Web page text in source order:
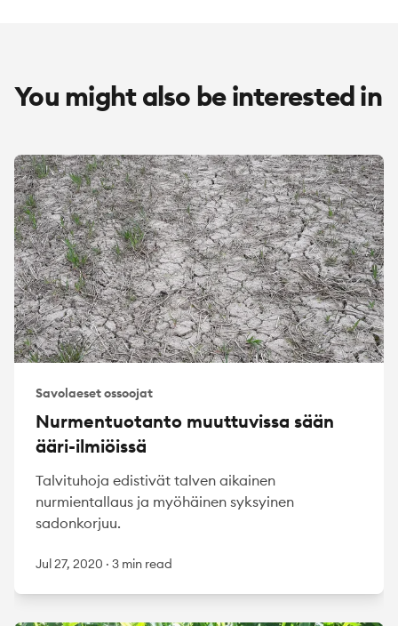
You might also be interested in
Savolaeset ossoojat
Nurmentuotanto muuttuvissa sään
ääri-ilmiöissä
Talvituhoja edistivät talven aikainen
nurmientallaus ja myöhäinen syksyinen
sadonkorjuu.
Jul 27, 2020 · 3 min read